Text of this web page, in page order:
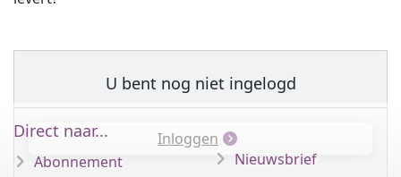
U bent nog niet ingelogd
Inloggen
Direct naar...
Abonnement
Nieuwsbrief